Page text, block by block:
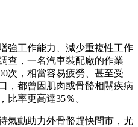
強工作能力、減少重複性工作
查，一名汽車裝配廠的作業
次，相當容易疲勞、甚至受
，都曾因肌肉或骨骼相關疾病
比率更高達35％。
氣動助力外骨骼趕快問市，尤